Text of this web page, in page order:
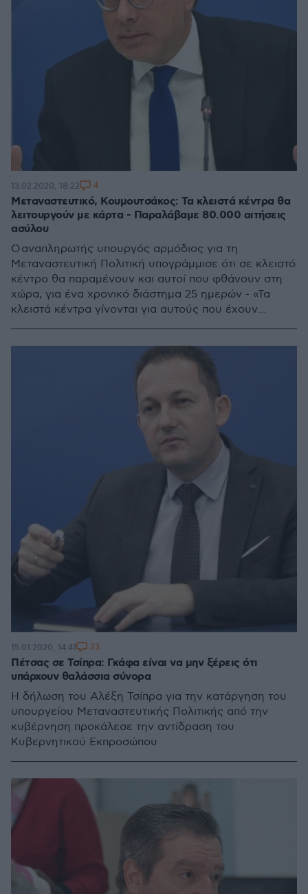
Μεταναστευτικό, Κουμουτσάκος: Τα κλειστά κέντρα θα
λειτουργούν με κάρτα - Παραλάβαμε 80.000 αιτήσεις
ασύλου
Ο αναπληρωτής υπουργός αρμόδιος για τη
Μεταναστευτική Πολιτική υπογράμμισε ότι σε κλειστό
κέντρο θα παραμένουν και αυτοί που φθάνουν στη
χώρα, για ένα χρονικό διάστημα 25 ημερών - «Τα
κλειστά κέντρα γίνονται για αυτούς που έχουν
«Παραλάβαμε υπερχειλισμένα κέντρα υποδοχής»
13.02.2020, 18:22 4
Πέτσας σε Τσίπρα: Γκάφα είναι να μην ξέρεις ότι
υπάρχουν θαλάσσια σύνορα
Η δήλωση του Αλέξη Τσίπρα για την κατάργηση του
υπουργείου Μεταναστευτικής Πολιτικής από την
κυβέρνηση προκάλεσε την αντίδραση του
Κυβερνητικού Εκπροσώπου
15.01.2020, 14:41 23